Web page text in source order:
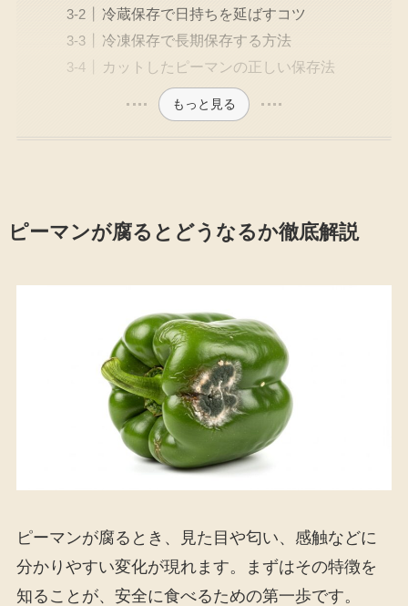
冷蔵保存で日持ちを延ばすコツ
冷凍保存で長期保存する方法
カットしたピーマンの正しい保存法
もっと見る
ピーマンが腐るとどうなるか徹底解説
ピーマンが腐るとき、見た目や匂い、感触などに
分かりやすい変化が現れます。まずはその特徴を
知ることが、安全に食べるための第一歩です。